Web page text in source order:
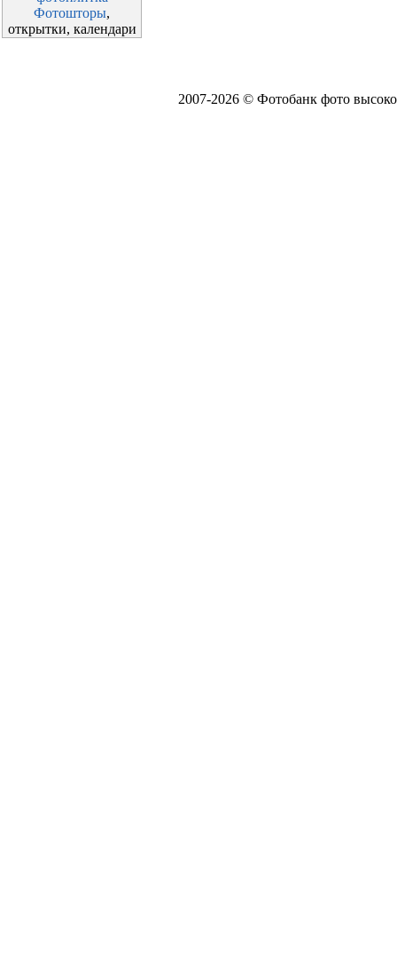
Фотошторы,
открытки, календари
2007-2026 © Фотобанк фото